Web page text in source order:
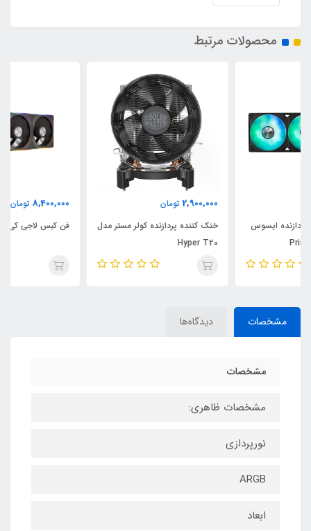
محصولات مرتبط
خنک کننده پردازنده کولر مستر مدل
فن کیس لاجی کی مدل F453RE
مشخصات دیدگاه‌ها
مشخصات
مشخصات ظاهری:
نورپردازی
ARGB
ابعاد